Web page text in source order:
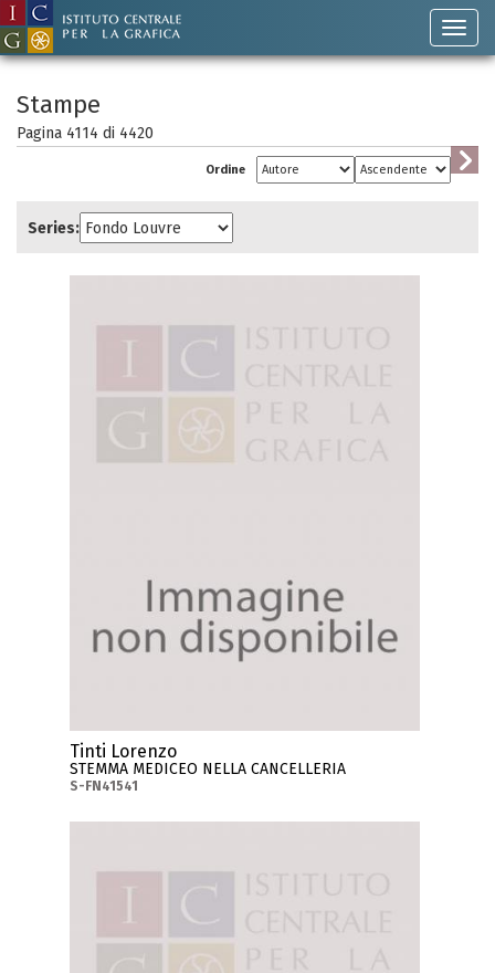
Stampe
Pagina 4114 di 4420
Ordine
Series:
Tinti Lorenzo
STEMMA MEDICEO NELLA CANCELLERIA
S-FN41541